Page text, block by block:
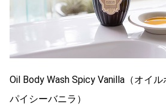
Oil Body Wash Spicy Vanilla（オイ
パイシーバニラ）